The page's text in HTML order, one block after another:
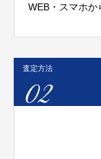
WEB・スマホか
査定方法
02